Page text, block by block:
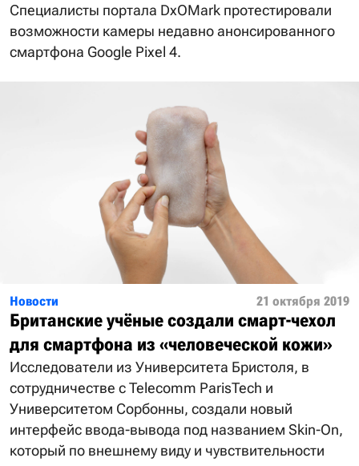
Специалисты портала DxOMark протестировали
возможности камеры недавно анонсированного
смартфона Google Pixel 4.
Новости 21 октября 2019
Британские учёные создали смарт-чехол
для смартфона из «человеческой кожи»
Исследователи из Университета Бристоля, в
сотрудничестве с Telecomm ParisTech и
Университетом Сорбонны, создали новый
интерфейс ввода-вывода под названием Skin-On,
который по внешнему виду и чувствительности